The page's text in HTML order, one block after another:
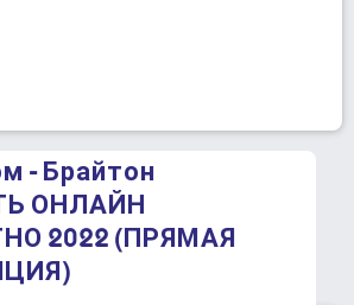
- Брайтон
ОНЛАЙН
2022 (ПРЯМАЯ